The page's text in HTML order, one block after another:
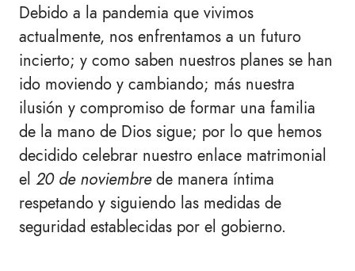
Debido a la pandemia que vivimos
actualmente, nos enfrentamos a un futuro
incierto; y como saben nuestros planes se han
ido moviendo y cambiando; más nuestra
ilusión y compromiso de formar una familia
de la mano de Dios sigue; por lo que hemos
decidido celebrar nuestro enlace matrimonial
el 20 de noviembrede manera íntima
respetando y siguiendo las medidas de
seguridad establecidas por el gobierno.